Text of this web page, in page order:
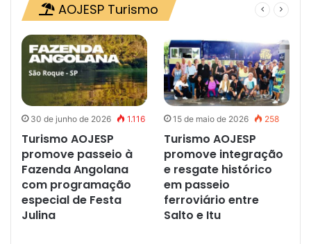
AOJESP Turismo
30 de junho de 2026 1.116
Turismo AOJESP
promove passeio à
Fazenda Angolana
com programação
especial de Festa
Julina
15 de maio de 2026 258
Turismo AOJESP
promove integração
e resgate histórico
em passeio
ferroviário entre
Salto e Itu